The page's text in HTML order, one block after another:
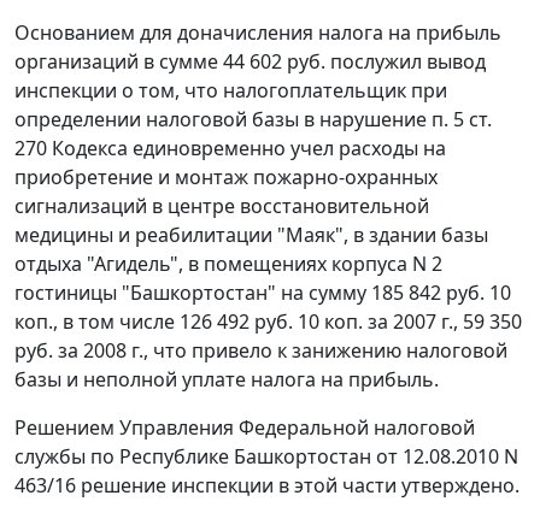
Основанием для доначисления налога на прибыль
организаций в сумме 44 602 руб. послужил вывод
инспекции о том, что налогоплательщик при
определении налоговой базы в нарушение п. 5 ст.
270 Кодекса единовременно учел расходы на
приобретение и монтаж пожарно-охранных
сигнализаций в центре восстановительной
медицины и реабилитации "Маяк", в здании базы
отдыха "Агидель", в помещениях корпуса N 2
гостиницы "Башкортостан" на сумму 185 842 руб. 10
коп., в том числе 126 492 руб. 10 коп. за 2007 г., 59 350
руб. за 2008 г., что привело к занижению налоговой
базы и неполной уплате налога на прибыль.
Решением Управления Федеральной налоговой
службы по Республике Башкортостан от 12.08.2010 N
463/16 решение инспекции в этой части утверждено.